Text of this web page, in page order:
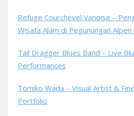
Refuge Courchevel Vanoise –
Wisata Alam di Pegunungan Alpen
Tail Dragger Blues Band – Live
Performances
Tomiko Wada – Visual Artist &
Portfolio